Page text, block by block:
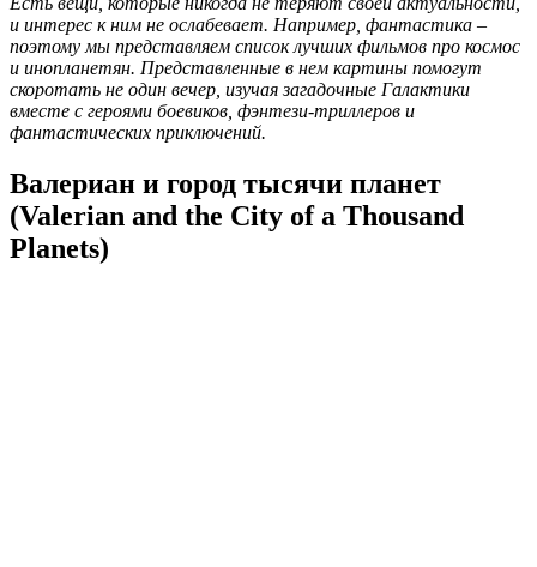
и интерес к ним не ослабевает. Например, фантастика –
поэтому мы представляем список лучших фильмов про космос
и инопланетян. Представленные в нем картины помогут
скоротать не один вечер, изучая загадочные Галактики
вместе с героями боевиков, фэнтези-триллеров и
фантастических приключений.
Валериан и город тысячи планет
(Valerian and the City of a Thousand
Planets)